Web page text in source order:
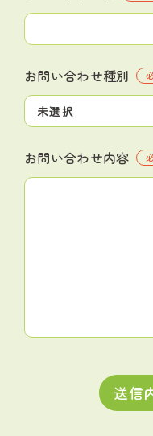
お問い合わせ種別
お問い合わせ内容
送信